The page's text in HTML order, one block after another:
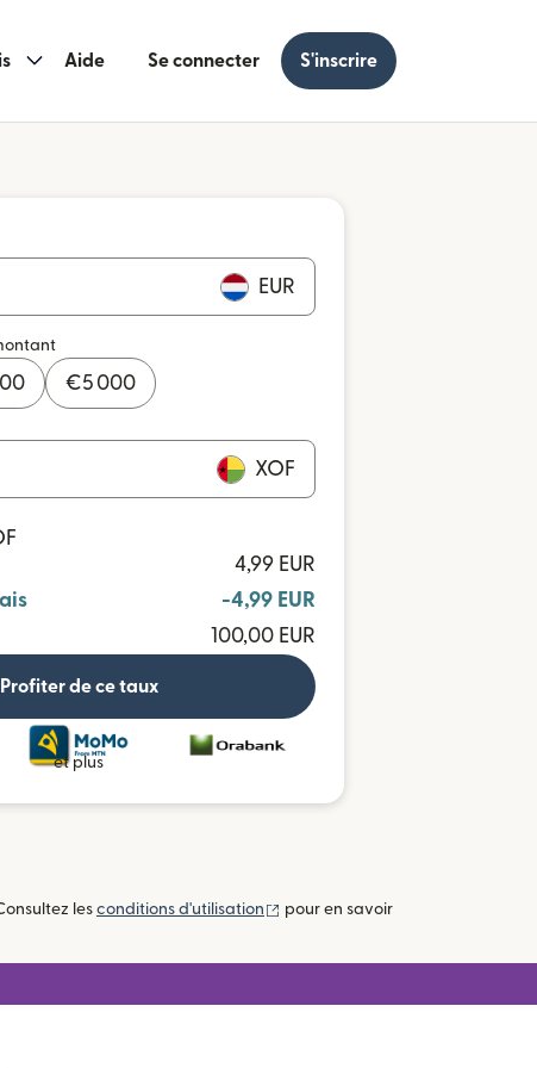
Aide Se connecter S'inscrire
EUR
€5 000
XOF
4,99 EUR
-4,99 EUR
100,00 EUR
Profiter de ce taux
et plus
les conditions d'utilisation (s'ouvre dans une nouvelle
pour en savoir